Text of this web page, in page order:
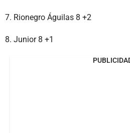
7. Rionegro Águilas 8 +2
8. Junior 8 +1